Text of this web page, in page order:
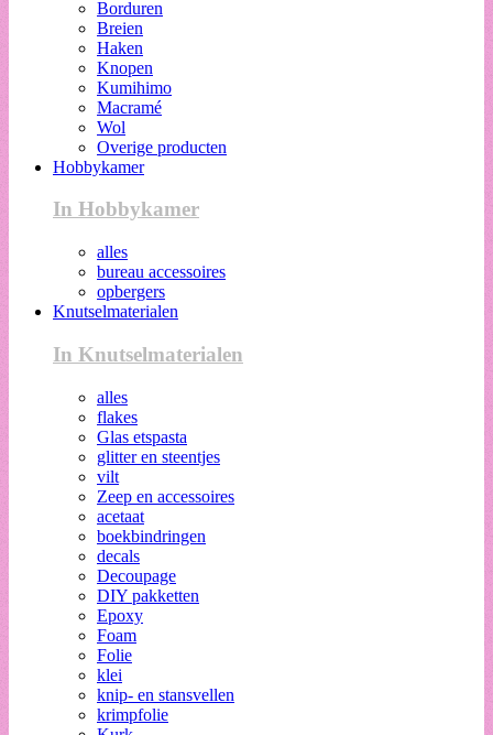
Borduren
Breien
Haken
Knopen
Kumihimo
Macramé
Wol
Overige producten
Hobbykamer
In Hobbykamer
alles
bureau accessoires
opbergers
Knutselmaterialen
In Knutselmaterialen
alles
flakes
Glas etspasta
glitter en steentjes
vilt
Zeep en accessoires
acetaat
boekbindringen
decals
Decoupage
DIY pakketten
Epoxy
Foam
Folie
klei
knip- en stansvellen
krimpfolie